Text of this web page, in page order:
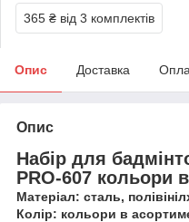
365 ₴ від 3 комплектів
Опис Доставка
Опис
Набір для
PRO-607 кольори
Матеріал: сталь,
Колір: кольори в